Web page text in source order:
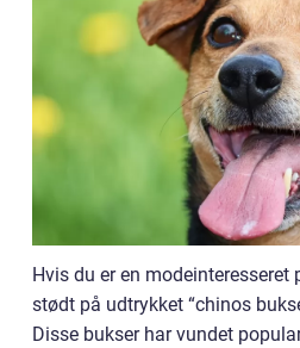
Hvis du er en modeinteresseret
stødt på udtrykket “chinos
Disse bukser har vundet